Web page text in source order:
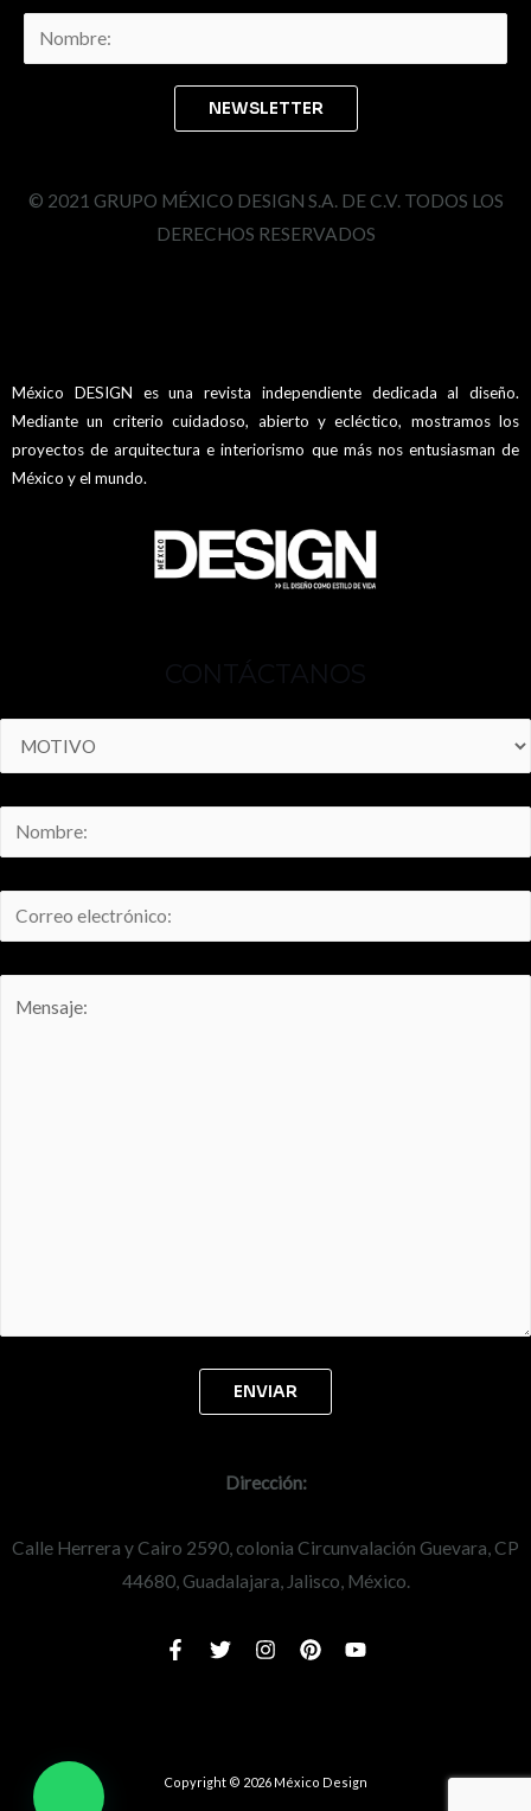
© 2021 GRUPO MÉXICO DESIGN S.A. DE C.V. TODOS LOS
DERECHOS RESERVADOS
México DESIGN es una revista independiente dedicada al diseño.
Mediante un criterio cuidadoso, abierto y ecléctico, mostramos los
proyectos de arquitectura e interiorismo que más nos entusiasman de
México y el mundo.
CONTÁCTANOS
Dirección:
Calle Herrera y Cairo 2590, colonia Circunvalación Guevara, CP
44680, Guadalajara, Jalisco, México.
Copyright © 2026 México Design